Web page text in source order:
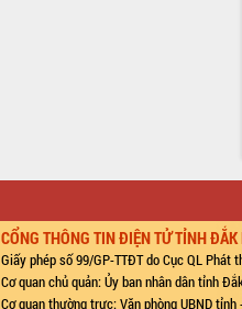
CỔNG THÔNG TIN ĐIỆN TỬ TỈNH ĐẮK
Giấy phép số 99/GP-TTĐT do Cục QL
Cơ quan chủ quản: Ủy ban nhân dân tỉnh
Cơ quan thường trực: Văn phòng UBND